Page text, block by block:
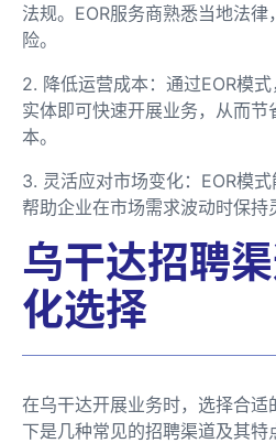
法规。EOR服务商熟悉当地法
险。
2. 降低运营成本：通过EOR模
实体即可快速开展业务，从而
本。
3. 灵活应对市场变化：EOR模式
帮助企业在市场需求波动时保持
乌干达招聘
化选择
在乌干达开展业务时，选择合适
下是几种常见的招聘渠道及其特